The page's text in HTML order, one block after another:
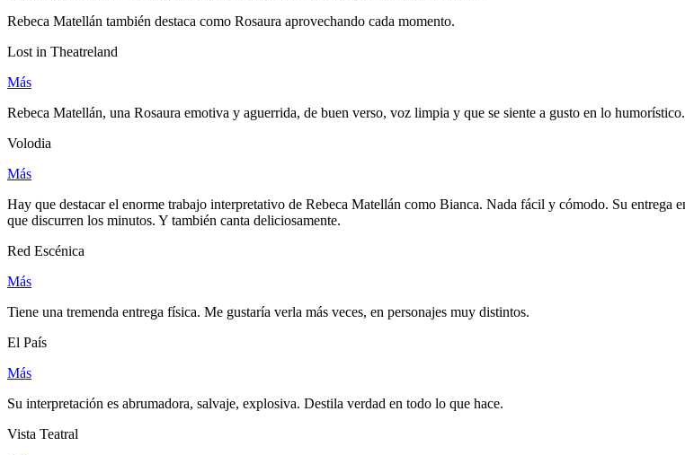
Rebeca Matellán también destaca como Rosaura aprovechando cada momento.
Lost in Theatreland
Más
Rebeca Matellán, una Rosaura emotiva y aguerrida, de buen verso, voz limpia y que se siente a gusto en lo humorístico.
Volodia
Más
Hay que destacar el enorme trabajo interpretativo de Rebeca Matellán como Bianca. Nada fácil y cómodo. Su entrega
que discurren los minutos. Y también canta deliciosamente.
Red Escénica
Más
Tiene una tremenda entrega física. Me gustaría verla más veces, en personajes muy distintos.
El País
Más
Su interpretación es abrumadora, salvaje, explosiva. Destila verdad en todo lo que hace.
Vista Teatral